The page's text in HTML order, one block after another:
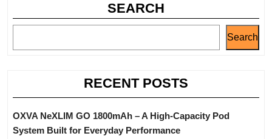
SEARCH
Search
RECENT POSTS
OXVA NeXLIM GO 1800mAh – A High-Capacity Pod
System Built for Everyday Performance